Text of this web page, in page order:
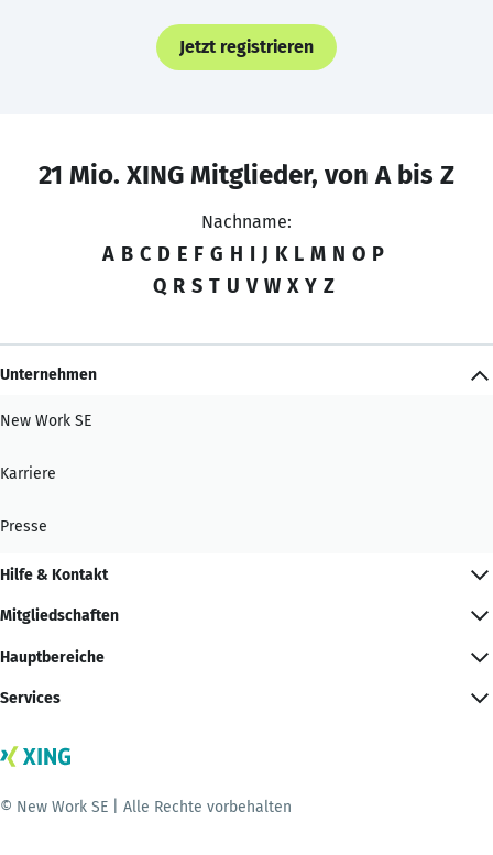
Jetzt registrieren
21 Mio. XING Mitglieder, von A bis Z
Nachname:
A B C D E F G H I J K L M N O P
Q R S T U V W X Y Z
Unternehmen
New Work SE
Karriere
Presse
Hilfe & Kontakt
Mitgliedschaften
Hauptbereiche
Services
© New Work SE | Alle Rechte vorbehalten